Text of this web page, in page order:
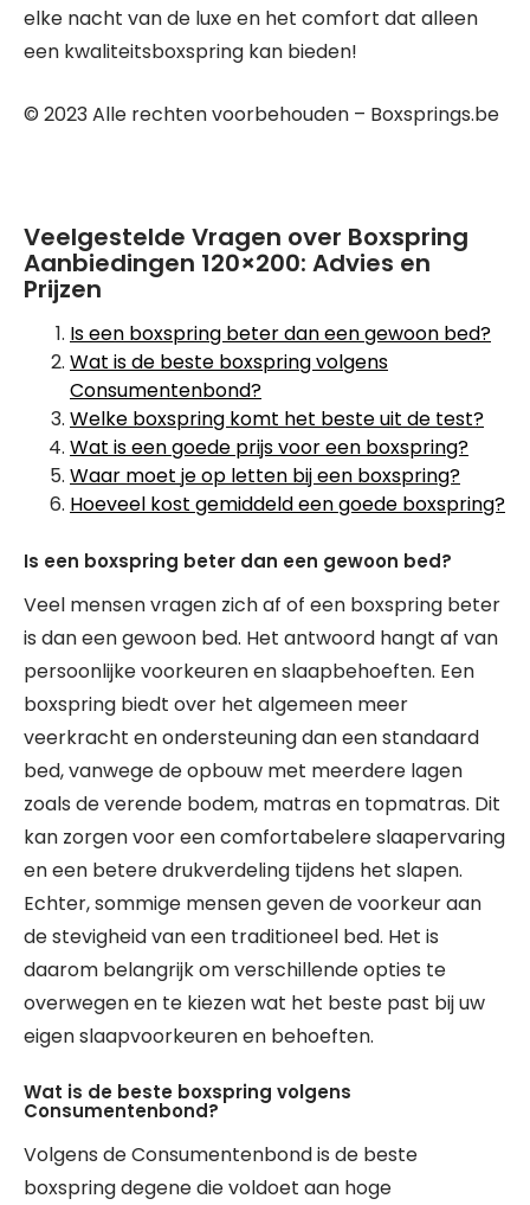
elke nacht van de luxe en het comfort dat alleen
een kwaliteitsboxspring kan bieden!
© 2023 Alle rechten voorbehouden – Boxsprings.be
Veelgestelde Vragen over Boxspring
Aanbiedingen 120×200: Advies en
Prijzen
Is een boxspring beter dan een gewoon bed?
Wat is de beste boxspring volgens
Consumentenbond?
Welke boxspring komt het beste uit de test?
Wat is een goede prijs voor een boxspring?
Waar moet je op letten bij een boxspring?
Hoeveel kost gemiddeld een goede boxspring?
Is een boxspring beter dan een gewoon bed?
Veel mensen vragen zich af of een boxspring beter
is dan een gewoon bed. Het antwoord hangt af van
persoonlijke voorkeuren en slaapbehoeften. Een
boxspring biedt over het algemeen meer
veerkracht en ondersteuning dan een standaard
bed, vanwege de opbouw met meerdere lagen
zoals de verende bodem, matras en topmatras. Dit
kan zorgen voor een comfortabelere slaapervaring
en een betere drukverdeling tijdens het slapen.
Echter, sommige mensen geven de voorkeur aan
de stevigheid van een traditioneel bed. Het is
daarom belangrijk om verschillende opties te
overwegen en te kiezen wat het beste past bij uw
eigen slaapvoorkeuren en behoeften.
Wat is de beste boxspring volgens
Consumentenbond?
Volgens de Consumentenbond is de beste
boxspring degene die voldoet aan hoge